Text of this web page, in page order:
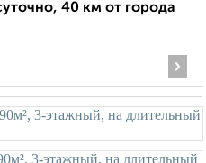
40 км от города
›